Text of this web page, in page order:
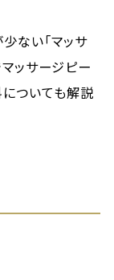
ない「マッサ
ッサージピー
ついても解説